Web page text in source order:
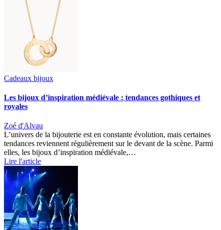
Cadeaux bijoux
Les bijoux d’inspiration médiévale : tendances gothiques et
royales
Zoé d'Alvau
L’univers de la bijouterie est en constante évolution, mais certaines
tendances reviennent régulièrement sur le devant de la scène. Parmi
elles, les bijoux d’inspiration médiévale,…
Lire l'article